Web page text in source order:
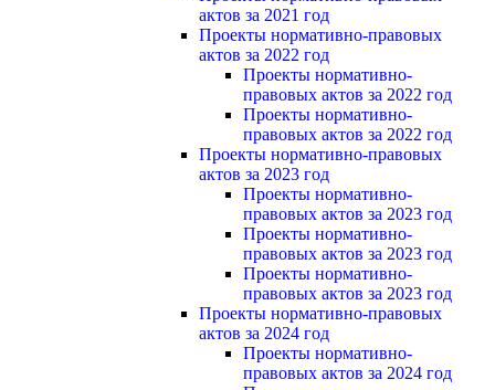
актов за 2021 год
Проекты нормативно-правовых
актов за 2022 год
Проекты нормативно-
правовых актов за 2022 год
Проекты нормативно-
правовых актов за 2022 год
Проекты нормативно-правовых
актов за 2023 год
Проекты нормативно-
правовых актов за 2023 год
Проекты нормативно-
правовых актов за 2023 год
Проекты нормативно-
правовых актов за 2023 год
Проекты нормативно-правовых
актов за 2024 год
Проекты нормативно-
правовых актов за 2024 год